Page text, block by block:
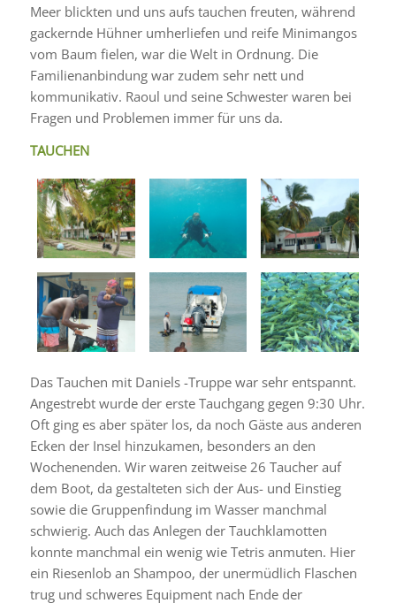
Meer blickten und uns aufs tauchen freuten, während
gackernde Hühner umherliefen und reife Minimangos
vom Baum fielen, war die Welt in Ordnung. Die
Familienanbindung war zudem sehr nett und
kommunikativ. Raoul und seine Schwester waren bei
Fragen und Problemen immer für uns da.
TAUCHEN
Das Tauchen mit Daniels -Truppe war sehr entspannt.
Angestrebt wurde der erste Tauchgang gegen 9:30 Uhr.
Oft ging es aber später los, da noch Gäste aus anderen
Ecken der Insel hinzukamen, besonders an den
Wochenenden. Wir waren zeitweise 26 Taucher auf
dem Boot, da gestalteten sich der Aus- und Einstieg
sowie die Gruppenfindung im Wasser manchmal
schwierig. Auch das Anlegen der Tauchklamotten
konnte manchmal ein wenig wie Tetris anmuten. Hier
ein Riesenlob an Shampoo, der unermüdlich Flaschen
trug und schweres Equipment nach Ende der